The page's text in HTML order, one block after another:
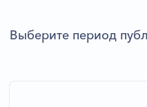
Выберите период